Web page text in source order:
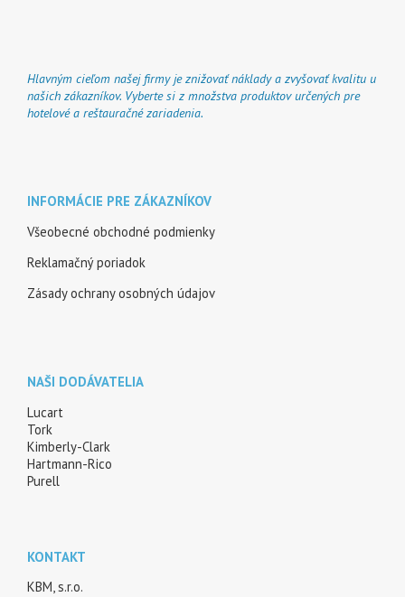
Hlavným cieľom našej firmy je znižovať náklady a zvyšovať kvalitu u
našich zákazníkov. Vyberte si z množstva produktov určených pre
hotelové a reštauračné zariadenia.
INFORMÁCIE PRE ZÁKAZNÍKOV
Všeobecné obchodné podmienky
Reklamačný poriadok
Zásady ochrany osobných údajov
NAŠI DODÁVATELIA
Lucart
Tork
Kimberly-Clark
Hartmann-Rico
Purell
KONTAKT
KBM, s.r.o.